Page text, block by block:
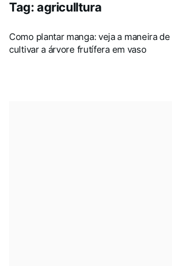
Tag: agriculltura
Como plantar manga: veja a maneira de
cultivar a árvore frutífera em vaso